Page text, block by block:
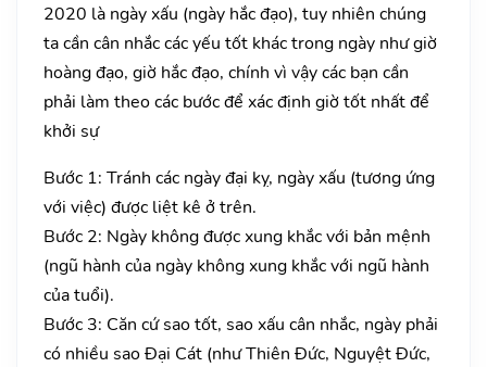
2020 là ngày xấu (ngày hắc đạo), tuy nhiên chúng
ta cần cân nhắc các yếu tốt khác trong ngày như giờ
hoàng đạo, giờ hắc đạo, chính vì vậy các bạn cần
phải làm theo các bước để xác định giờ tốt nhất để
khởi sự
Bước 1: Tránh các ngày đại kỵ, ngày xấu (tương ứng
với việc) được liệt kê ở trên.
Bước 2: Ngày không được xung khắc với bản mệnh
(ngũ hành của ngày không xung khắc với ngũ hành
của tuổi).
Bước 3: Căn cứ sao tốt, sao xấu cân nhắc, ngày phải
có nhiều sao Đại Cát (như Thiên Đức, Nguyệt Đức,